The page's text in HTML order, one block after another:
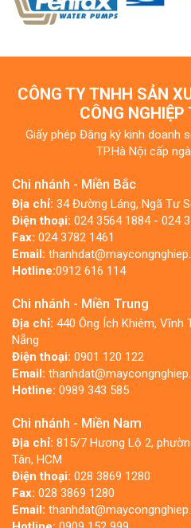
CÔNG TY TNHH SẢN
CÔNG
Giấy phép Đăng ký kinh doanh
TP.Hà Nội cấp
Chi nhánh - Miền Bắc
Địa chỉ: 34 Đường Láng, Ngã Tư
Điện thoại: 024 3564 1884 - 024
Fax: 024 3782 1461
Email:
Hotline:0912 616 114
Chi nhánh - Miền Trung
Địa chỉ: 440 Ông Ích Khiêm, Vĩnh
Nẵng
Điện thoại: 0901 120 122
Email:
Hotline: 0989 343 585
Chi nhánh - Miền Nam
Địa chỉ: 815/7 Hương Lộ 2,
Tân, HCM
Điện thoại: 028 3869 1280
Fax: 028 3869 1280
Email: